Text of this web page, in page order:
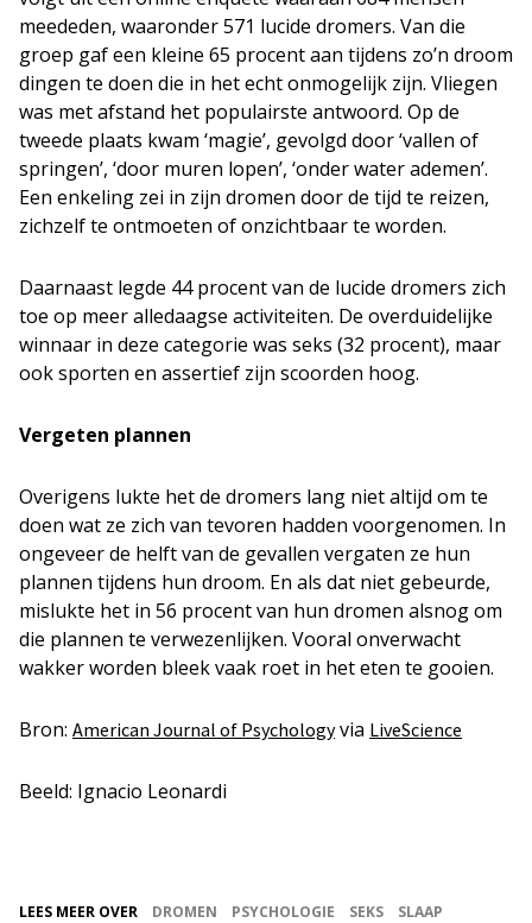
meededen, waaronder 571 lucide dromers. Van die
groep gaf een kleine 65 procent aan tijdens zo’n droom
dingen te doen die in het echt onmogelijk zijn. Vliegen
was met afstand het populairste antwoord. Op de
tweede plaats kwam ‘magie’, gevolgd door ‘vallen of
springen’, ‘door muren lopen’, ‘onder water ademen’.
Een enkeling zei in zijn dromen door de tijd te reizen,
zichzelf te ontmoeten of onzichtbaar te worden.
Daarnaast legde 44 procent van de lucide dromers zich
toe op meer alledaagse activiteiten. De overduidelijke
winnaar in deze categorie was seks (32 procent), maar
ook sporten en assertief zijn scoorden hoog.
Vergeten plannen
Overigens lukte het de dromers lang niet altijd om te
doen wat ze zich van tevoren hadden voorgenomen. In
ongeveer de helft van de gevallen vergaten ze hun
plannen tijdens hun droom. En als dat niet gebeurde,
mislukte het in 56 procent van hun dromen alsnog om
die plannen te verwezenlijken. Vooral onverwacht
wakker worden bleek vaak roet in het eten te gooien.
Bron: American Journal of Psychologyvia LiveScience
Beeld: Ignacio Leonardi
LEES MEER OVER DROMEN PSYCHOLOGIE SEKS
SLAAP